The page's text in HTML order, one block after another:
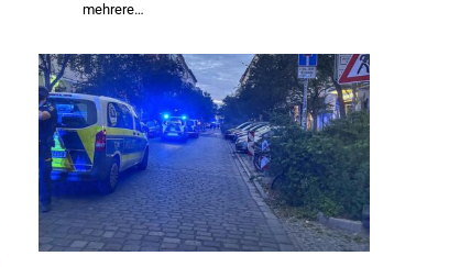
mehrere…